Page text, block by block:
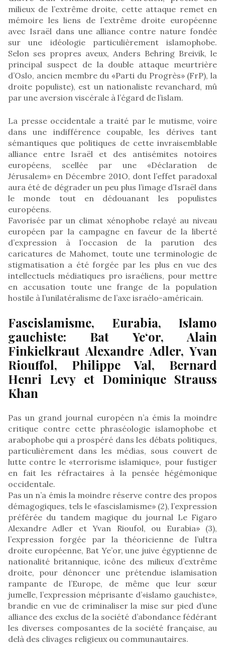
milieux de l’extrême droite, cette attaque remet en
mémoire les liens de l’extrême droite européenne
avec Israël dans une alliance contre nature fondée
sur une idéologie particulièrement islamophobe.
Selon ses propres aveux, Anders Behring Breivik, le
principal suspect de la double attaque meurtrière
d’Oslo, ancien membre du «Parti du Progrès» (FrP), la
droite populiste), est un nationaliste revanchard, mû
par une aversion viscérale à l’égard de l’islam.
La presse occidentale a traité par le mutisme, voire
dans une indifférence coupable, les dérives tant
sémantiques que politiques de cette invraisemblable
alliance entre Israël et des antisémites notoires
européens, scellée par une «Déclaration de
Jérusalem» en Décembre 201O, dont l’effet paradoxal
aura été de dégrader un peu plus l’image d’Israël dans
le monde tout en dédouanant les populistes
européens.
Favorisée par un climat xénophobe relayé au niveau
européen par la campagne en faveur de la liberté
d’expression à l’occasion de la parution des
caricatures de Mahomet, toute une terminologie de
stigmatisation a été forgée par les plus en vue des
intellectuels médiatiques pro israéliens, pour mettre
en accusation toute une frange de la population
hostile à l’unilatéralisme de l’axe israélo-américain.
Fascislamisme, Eurabia, Islamo
gauchiste: Bat Ye‘or, Alain
Finkielkraut Alexandre Adler, Yvan
Riouffol, Philippe Val, Bernard
Henri Levy et Dominique Strauss
Khan
Pas un grand journal européen n’a émis la moindre
critique contre cette phraséologie islamophobe et
arabophobe qui a prospéré dans les débats politiques,
particulièrement dans les médias, sous couvert de
lutte contre le «terrorisme islamique», pour fustiger
en fait les réfractaires à la pensée hégémonique
occidentale.
Pas un n’a émis la moindre réserve contre des propos
démagogiques, tels le «fascislamisme» (2), l’expression
préférée du tandem magique du journal Le Figaro
Alexandre Adler et Yvan Rioufol, ou Eurabia» (3),
l’expression forgée par la théoricienne de l’ultra
droite européenne, Bat Ye’or, une juive égyptienne de
nationalité britannique, icône des milieux d’extrême
droite, pour dénoncer une prétendue islamisation
rampante de l’Europe, de même que leur sœur
jumelle, l’expression méprisante d’«islamo gauchiste»,
brandie en vue de criminaliser la mise sur pied d’une
alliance des exclus de la société d’abondance fédérant
les diverses composantes de la société française, au
delà des clivages religieux ou communautaires.